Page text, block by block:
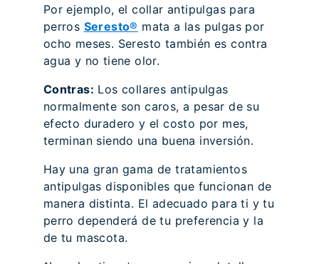
Por ejemplo, el collar antipulgas para
perros Seresto® mata a las pulgas por
ocho meses. Seresto también es contra
agua y no tiene olor.
Contras: Los collares antipulgas
normalmente son caros, a pesar de su
efecto duradero y el costo por mes,
terminan siendo una buena inversión.
Hay una gran gama de tratamientos
antipulgas disponibles que funcionan de
manera distinta. El adecuado para ti y tu
perro dependerá de tu preferencia y la
de tu mascota.